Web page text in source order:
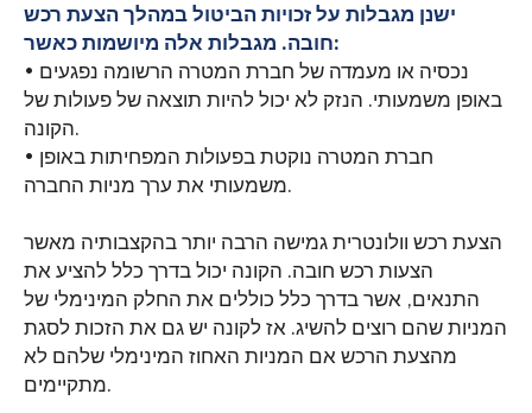
ישנן מגבלות על זכויות הביטול במהלך הצעת רכש
חובה. מגבלות אלה מיושמות כאשר:
• נכסיה או מעמדה של חברת המטרה הרשומה נפגעים
באופן משמעותי. הנזק לא יכול להיות תוצאה של פעולות של
הקונה.
• חברת המטרה נוקטת בפעולות המפחיתות באופן
משמעותי את ערך מניות החברה.
הצעת רכש וולונטרית גמישה הרבה יותר בהקצבותיה מאשר
הצעות רכש חובה. הקונה יכול בדרך כלל להציע את
התנאים, אשר בדרך כלל כוללים את החלק המינימלי של
המניות שהם רוצים להשיג. אז לקונה יש גם את הזכות לסגת
מהצעת הרכש אם המניות האחוז המינימלי שלהם לא
מתקיימים.